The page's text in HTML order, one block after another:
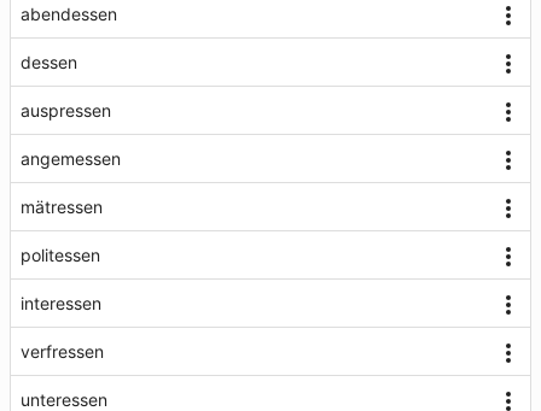
abendessen
dessen
auspressen
angemessen
mätressen
politessen
interessen
verfressen
unteressen